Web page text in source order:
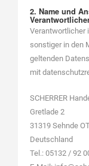
2. Name und
Verantwortlicher
sonstiger in den
geltenden
mit
SCHERRER
Gretlade 2
31319 Sehnde
Deutschland
Tel.: 05132 / 92